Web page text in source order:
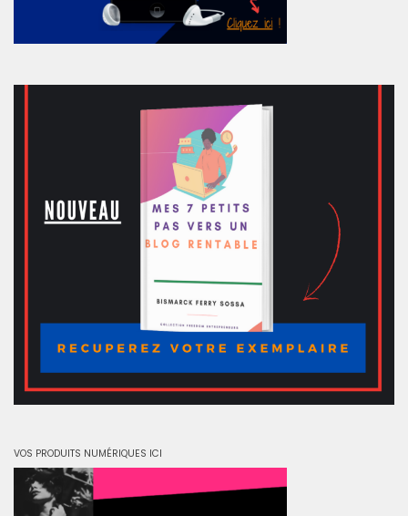
VOS PRODUITS NUMÉRIQUES ICI